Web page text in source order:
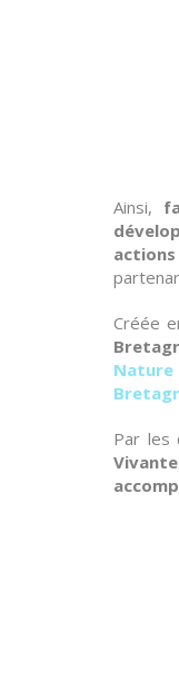
Ainsi,
Créée
Nature
Par les